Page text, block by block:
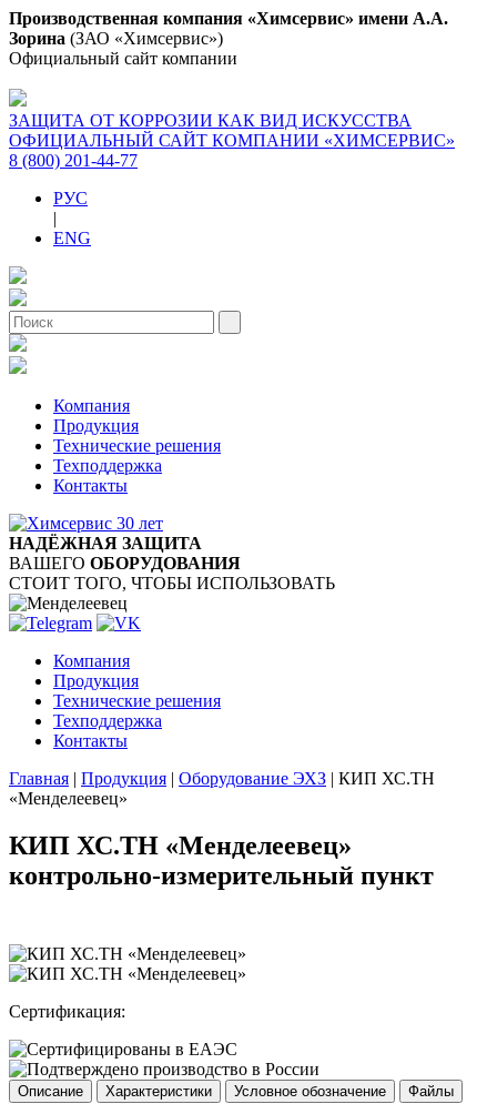
Производственная компания «Химсервис» имени А.А.
Зорина (ЗАО «Химсервис»)
Официальный сайт компании
ЗАЩИТА ОТ КОРРОЗИИ КАК ВИД ИСКУССТВА
ОФИЦИАЛЬНЫЙ САЙТ КОМПАНИИ «ХИМСЕРВИС»
8 (800) 201-44-77
РУС
|
ENG
Компания
Продукция
Технические решения
Техподдержка
Контакты
НАДЁЖНАЯ ЗАЩИТА
ВАШЕГО ОБОРУДОВАНИЯ
СТОИТ ТОГО, ЧТОБЫ ИСПОЛЬЗОВАТЬ
Компания
Продукция
Технические решения
Техподдержка
Контакты
Главная | Продукция | Оборудование ЭХЗ | КИП ХС.ТН
«Менделеевец»
КИП ХС.ТН «Менделеевец»
контрольно-измерительный пункт
Сертификация:
Описание Характеристики Условное обозначение Файлы